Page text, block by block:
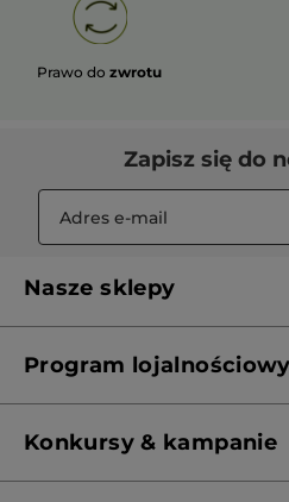
Prawo dozwrotu
Zapisz się do
Nasze sklepy
Franczyza
Program lojalnościowy
Konkursy & kampanie